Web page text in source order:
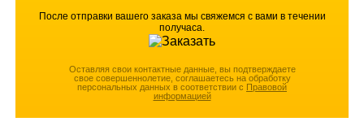
После отправки вашего заказа мы свяжемся с вами в течении
получаса.
Оставляя свои контактные данные, вы подтверждаете
свое совершеннолетие, соглашаетесь на обработку
персональных данных в соответствии с Правовой
информацией